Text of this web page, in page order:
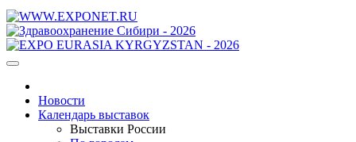
Новости
Календарь выставок
Выставки России